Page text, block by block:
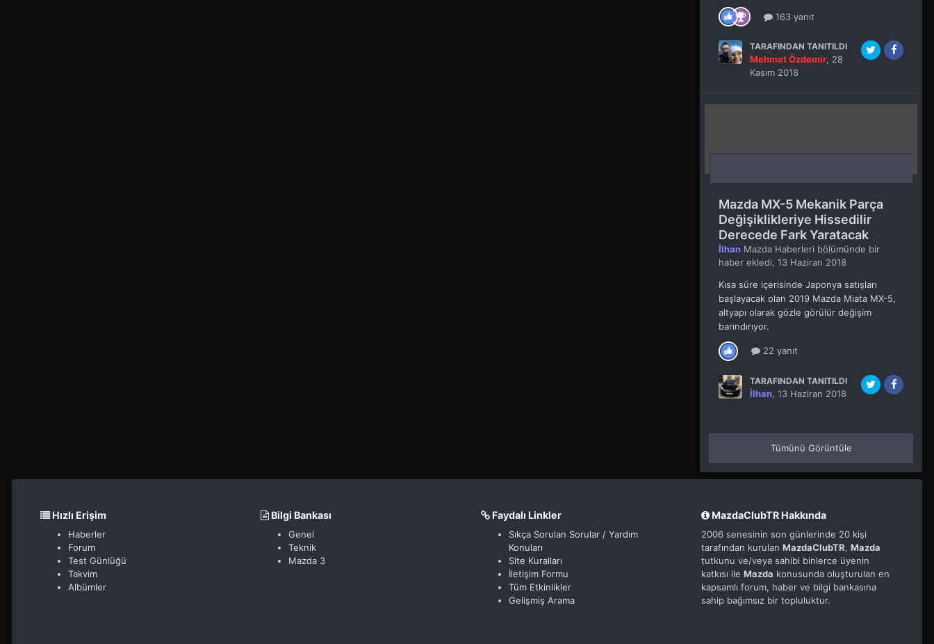
163 yanıt
TARAFINDAN TANITILDI
Mehmet Özdemir, 28
Kasım 2018
Mazda MX-5 Mekanik Parça
Değişiklikleriye Hissedilir
Derecede Fark Yaratacak
İlhan Mazda Haberleri bölümünde bir
haber ekledi, 13 Haziran 2018
Kısa süre içerisinde Japonya satışları
başlayacak olan 2019 Mazda Miata MX-5,
altyapı olarak gözle görülür değişim
barındırıyor.
22 yanıt
TARAFINDAN TANITILDI
İlhan, 13 Haziran 2018
Tümünü Görüntüle
Hızlı Erişim
Haberler
Forum
Test Günlüğü
Takvim
Albümler
Bilgi Bankası
Genel
Teknik
Mazda 3
Faydalı Linkler
Sıkça Sorulan Sorular / Yardım
Konuları
Site Kuralları
İletişim Formu
Tüm Etkinlikler
Gelişmiş Arama
MazdaClubTR Hakkında
2006 senesinin son günlerinde 20 kişi
tarafından kurulan MazdaClubTR, Mazda
tutkunu ve/veya sahibi binlerce üyenin
katkısı ile Mazda konusunda oluşturulan en
kapsamlı forum, haber ve bilgi bankasına
sahip bağımsız bir topluluktur.